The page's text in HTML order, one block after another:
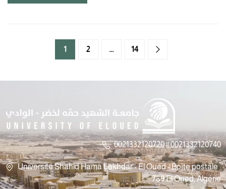
1 2 … 14
0021332120720 || 0021332120740
Université Shahid Hama Lakhdar - El Oued - Boîte postale :
789 El Oued, Algérie